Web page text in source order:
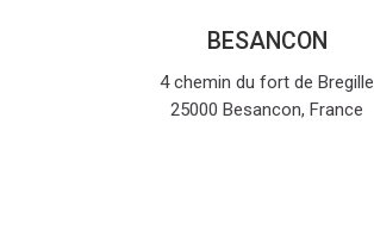
BESANCON
4 chemin du fort de Bregille
25000 Besancon, France